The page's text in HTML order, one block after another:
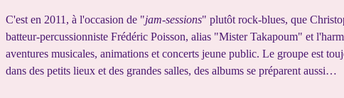
C'est en 2011, à l'occasion de "jam-sessions" plutôt rock-blues, que
batteur-percussionniste Frédéric Poisson, alias "Mister Takapoum" et
aventures musicales, animations et concerts jeune public. Le groupe est
dans des petits lieux et des grandes salles, des albums se préparent aussi…